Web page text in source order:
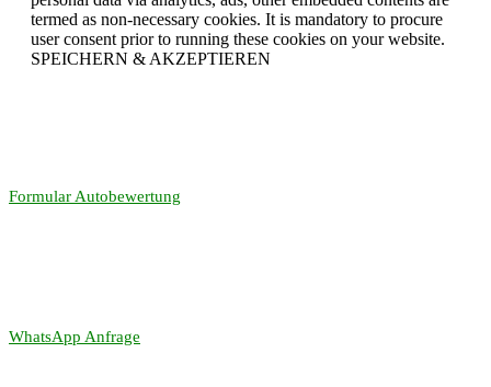
termed as non-necessary cookies. It is mandatory to procure
user consent prior to running these cookies on your website.
SPEICHERN & AKZEPTIEREN
Formular Autobewertung
WhatsApp Anfrage